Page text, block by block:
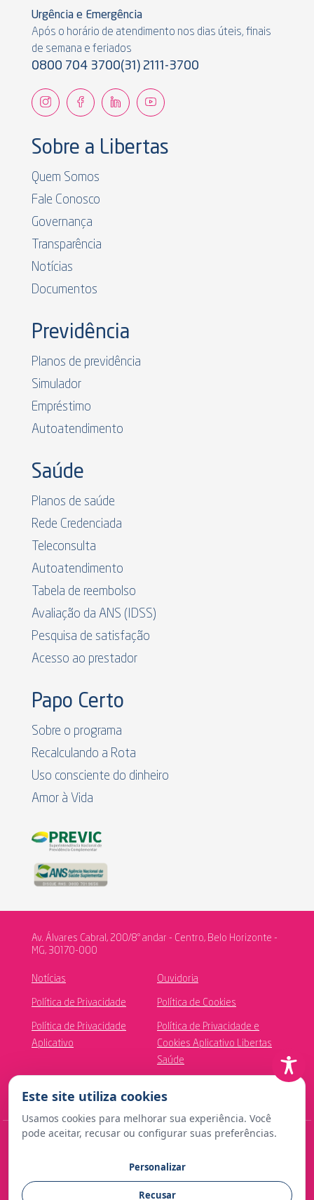
Urgência e Emergência
Após o horário de atendimento nos dias úteis, finais
de semana e feriados
0800 704 3700(31) 2111-3700
Sobre a Libertas
Quem Somos
Fale Conosco
Governança
Transparência
Notícias
Documentos
Previdência
Planos de previdência
Simulador
Empréstimo
Autoatendimento
Saúde
Planos de saúde
Rede Credenciada
Teleconsulta
Autoatendimento
Tabela de reembolso
Avaliação da ANS (IDSS)
Pesquisa de satisfação
Acesso ao prestador
Papo Certo
Sobre o programa
Recalculando a Rota
Uso consciente do dinheiro
Amor à Vida
Av. Álvares Cabral, 200/8º andar - Centro, Belo Horizonte -
MG, 30170-000
Notícias Ouvidoria
Política de Privacidade Política de Cookies
Política de Privacidade
Aplicativo
Política de Privacidade e
Cookies Aplicativo Libertas
Saúde
Contato para imprensa:
Este site utiliza cookies
Usamos cookies para melhorar sua experiência. Você
pode aceitar, recusar ou configurar suas preferências.
Personalizar
Recusar